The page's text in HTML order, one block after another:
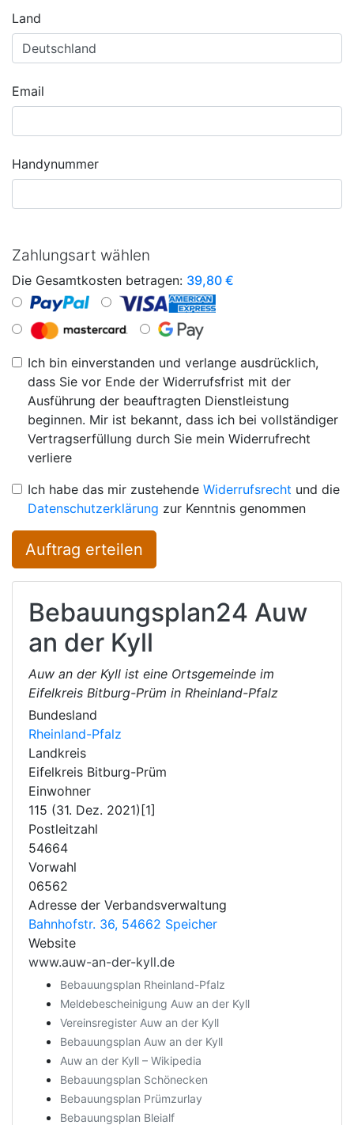
Land
Email
Handynummer
Zahlungsart wählen
Die Gesamtkosten betragen: 39,80 €
Ich bin einverstanden und verlange ausdrücklich,
dass Sie vor Ende der Widerrufsfrist mit der
Ausführung der beauftragten Dienstleistung
beginnen. Mir ist bekannt, dass ich bei vollständiger
Vertragserfüllung durch Sie mein Widerrufrecht
verliere
Ich habe das mir zustehende Widerrufsrecht und die
Datenschutzerklärung zur Kenntnis genommen
Auftrag erteilen
Bebauungsplan24 Auw
an der Kyll
Auw an der Kyll ist eine Ortsgemeinde im
Eifelkreis Bitburg-Prüm in Rheinland-Pfalz
Bundesland
Rheinland-Pfalz
Landkreis
Eifelkreis Bitburg-Prüm
Einwohner
115 (31. Dez. 2021)[1]
Postleitzahl
54664
Vorwahl
06562
Adresse der Verbandsverwaltung
Bahnhofstr. 36, 54662 Speicher
Website
www.auw-an-der-kyll.de
Bebauungsplan Rheinland-Pfalz
Meldebescheinigung Auw an der Kyll
Vereinsregister Auw an der Kyll
Bebauungsplan Auw an der Kyll
Auw an der Kyll – Wikipedia
Bebauungsplan Schönecken
Bebauungsplan Prümzurlay
Bebauungsplan Bleialf